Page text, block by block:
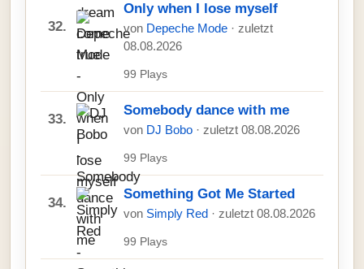
32.
Only when I lose myself
von Depeche Mode · zuletzt
08.08.2026
99 Plays
33.
Somebody dance with me
von DJ Bobo · zuletzt 08.08.2026
99 Plays
34.
Something Got Me Started
von Simply Red · zuletzt 08.08.2026
99 Plays